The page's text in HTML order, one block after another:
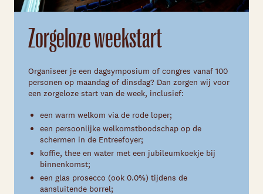
Zorgeloze weekstart
Organiseer je een dagsymposium of congres vanaf 100
personen op maandag of dinsdag? Dan zorgen wij voor
een zorgeloze start van de week, inclusief:
een warm welkom via de rode loper;
een persoonlijke welkomstboodschap op de
schermen in de Entreefoyer;
koffie, thee en water met een jubileumkoekje bij
binnenkomst;
een glas prosecco (ook 0.0%) tijdens de
aansluitende borrel;